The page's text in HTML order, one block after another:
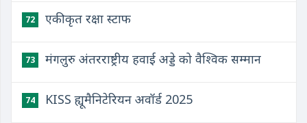
72 एकीकृत रक्षा स्टाफ
73 मंगलुरु अंतरराष्ट्रीय हवाई अड्डे को वैश्विक सम्मान
74 KISS ह्यूमैनिटेरियन अवॉर्ड 2025